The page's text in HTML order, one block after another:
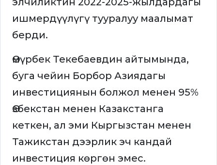
ишмердүүлүгү тууралуу маалымат
берди.
Өмүрбек Текебаевдин айтымында,
буга чейин Борбор Азиядагы
инвестициянын болжол менен 95%
Өзбекстан менен Казакстанга
кеткен, ал эми Кыргызстан менен
Тажикстан дээрлик эч кандай
инвестиция көргөн эмес.